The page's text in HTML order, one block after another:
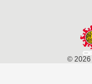
© 2026